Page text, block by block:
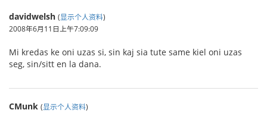
davidwelsh (显示个人资料)
2008年6月11日上午7:09:09
Mi kredas ke oni uzas si, sin kaj sia tute same kiel oni uzas
seg, sin/sitt en la dana.
CMunk (显示个人资料)